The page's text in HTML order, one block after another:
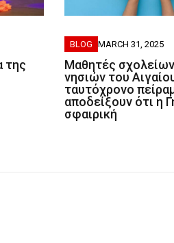
της
BLOG MARCH 31, 2025
Μαθητές
νησιών του
ταυτόχρονο
αποδείξουν ότι η
σφαιρική